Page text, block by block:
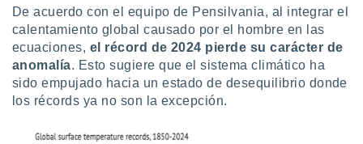
De acuerdo con el equipo de Pensilvania, al integrar el
calentamiento global causado por el hombre en las
ecuaciones, el récord de 2024 pierde su carácter de
anomalía. Esto sugiere que el sistema climático ha
sido empujado hacia un estado de desequilibrio donde
los récords ya no son la excepción.